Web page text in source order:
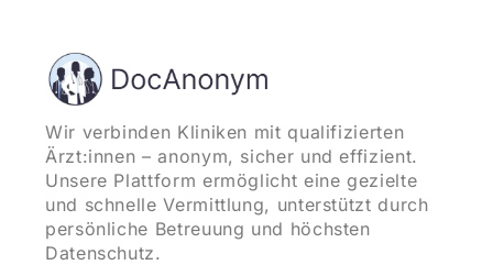
Wir verbinden Kliniken mit qualifizierten
Ärzt:innen – anonym, sicher und effizient.
Unsere Plattform ermöglicht eine gezielte
und schnelle Vermittlung, unterstützt durch
persönliche Betreuung und höchsten
Datenschutz.